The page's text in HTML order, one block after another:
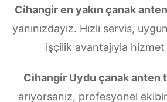
Cihangir en yakın çanak
yanınızdayız. Hızlı servis,
işçilik avantajıyla
Cihangir Uydu çanak anten
arıyorsanız, profesyonel